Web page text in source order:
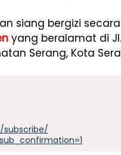
siang bergizi
yang beralamat di
Serang, Kota
subscribe/